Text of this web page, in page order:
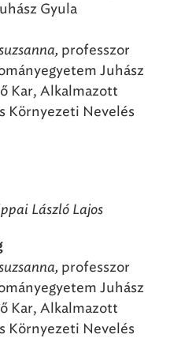
Gyula
professzor
Juhász
Kar, Alkalmazott
Környezeti Nevelés
László Lajos
professzor
Juhász
Kar, Alkalmazott
Környezeti Nevelés